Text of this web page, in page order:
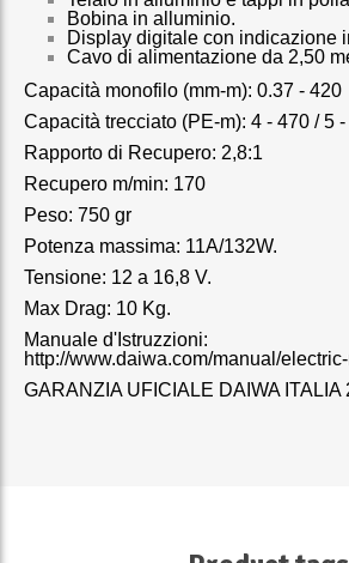
Bobina in alluminio.
Display digitale con indicazione
Cavo di alimentazione da 2,50
Capacità monofilo (mm-m): 0.37 - 420
Capacità trecciato (PE-m): 4 - 470 / 5
Rapporto di Recupero: 2,8:1
Recupero m/min: 170
Peso: 750 gr
Potenza massima: 11A/132W.
Tensione: 12 a 16,8 V.
Max Drag: 10 Kg.
Manuale d'Istruzzioni:
http://www.daiwa.com/manual/
GARANZIA UFICIALE DAIWA ITALIA